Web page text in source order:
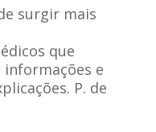
surgir mais
que
e
P. de